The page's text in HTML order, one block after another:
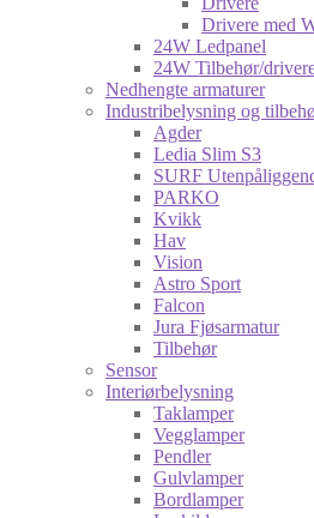
Drivere med
24W Ledpanel
24W Tilbehør/
Nedhengte armaturer
Industribelysning og
Agder
Ledia Slim S3
SURF
PARKO
Kvikk
Hav
Vision
Astro Sport
Falcon
Jura Fjøsarmatur
Tilbehør
Sensor
Interiørbelysning
Taklamper
Vegglamper
Pendler
Gulvlamper
Bordlamper